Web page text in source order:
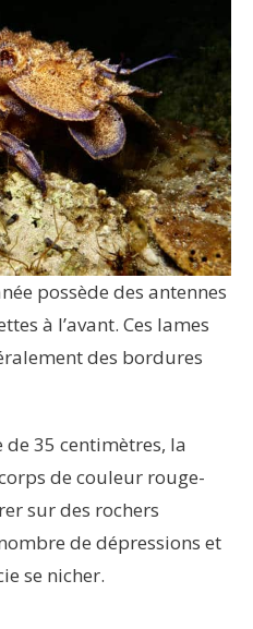
possède des antennes
à l’avant. Ces lames
des bordures
de 35 centimètres, la
de couleur rouge-
sur des rochers
de dépressions et
se nicher.